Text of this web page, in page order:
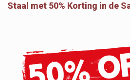
Staal met 50% Korting in de